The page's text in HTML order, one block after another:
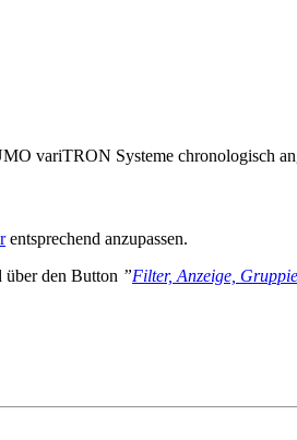
variTRON Systeme chronologisch
entsprechend anzupassen.
über den Button ”Filter, Anzeige,